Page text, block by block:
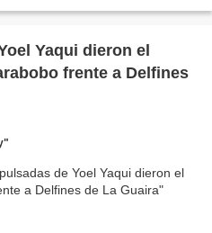
Yaqui dieron el
frente a Delfines